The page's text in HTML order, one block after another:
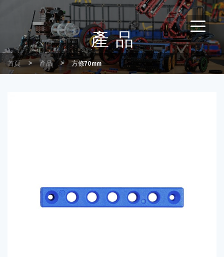
產品
首頁 產品 方條70mm